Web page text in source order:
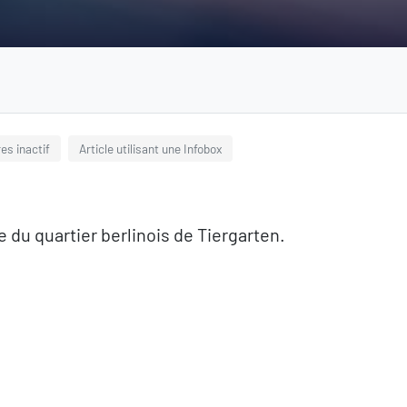
inactif Article utilisant une Infobox
du quartier berlinois de Tiergarten.